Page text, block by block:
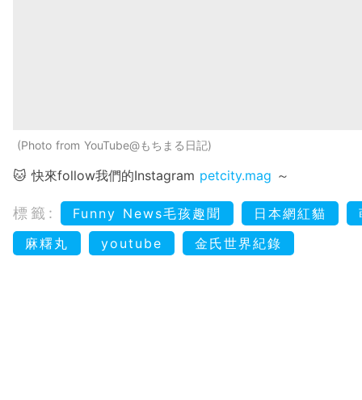
Photo from YouTube@もちまる日記
🐱 快來follow我們的Instagram petcity.mag ～
標籤: Funny News毛孩趣聞 日本網紅貓
麻糬丸
youtube 金氏世界紀錄